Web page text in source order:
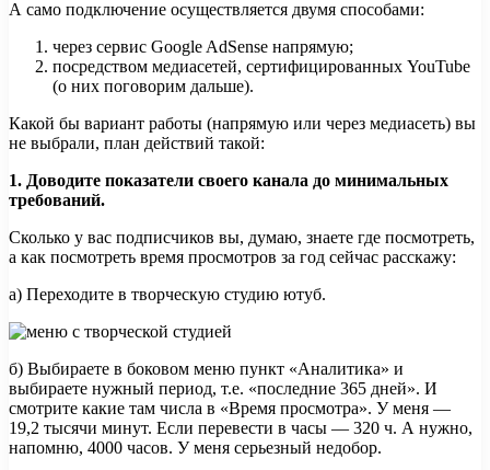
А само подключение осуществляется двумя способами:
через сервис Google AdSense напрямую;
посредством медиасетей, сертифицированных YouTube
(о них поговорим дальше).
Какой бы вариант работы (напрямую или через медиасеть) вы
не выбрали, план действий такой:
1. Доводите показатели своего канала до минимальных
требований.
Сколько у вас подписчиков вы, думаю, знаете где посмотреть,
а как посмотреть время просмотров за год сейчас расскажу:
а) Переходите в творческую студию ютуб.
б) Выбираете в боковом меню пункт «Аналитика» и
выбираете нужный период, т.е. «последние 365 дней». И
смотрите какие там числа в «Время просмотра». У меня —
19,2 тысячи минут. Если перевести в часы — 320 ч. А нужно,
напомню, 4000 часов. У меня серьезный недобор.